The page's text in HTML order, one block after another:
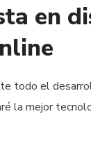
en
todo el
la mejor